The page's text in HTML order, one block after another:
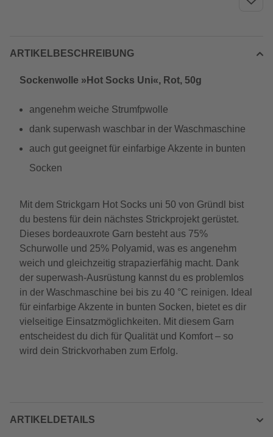
ARTIKELBESCHREIBUNG
Sockenwolle »Hot Socks Uni«, Rot, 50g
angenehm weiche Strumfpwolle
dank superwash waschbar in der Waschmaschine
auch gut geeignet für einfarbige Akzente in bunten
Socken
Mit dem Strickgarn Hot Socks uni 50 von Gründl bist
du bestens für dein nächstes Strickprojekt gerüstet.
Dieses bordeauxrote Garn besteht aus 75%
Schurwolle und 25% Polyamid, was es angenehm
weich und gleichzeitig strapazierfähig macht. Dank
der superwash-Ausrüstung kannst du es problemlos
in der Waschmaschine bei bis zu 40 °C reinigen. Ideal
für einfarbige Akzente in bunten Socken, bietet es dir
vielseitige Einsatzmöglichkeiten. Mit diesem Garn
entscheidest du dich für Qualität und Komfort – so
wird dein Strickvorhaben zum Erfolg.
ARTIKELDETAILS